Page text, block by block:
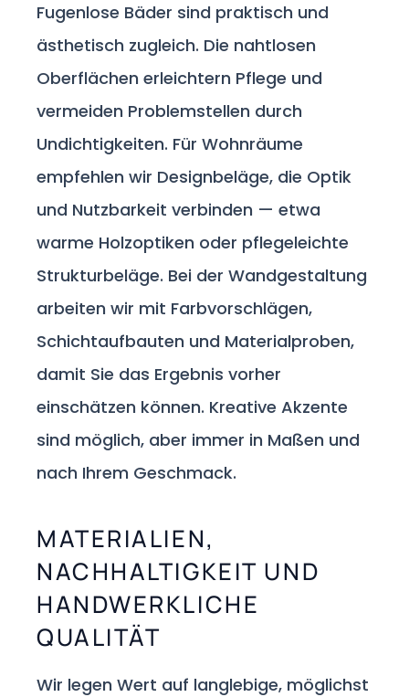
Fugenlose Bäder sind praktisch und
ästhetisch zugleich. Die nahtlosen
Oberflächen erleichtern Pflege und
vermeiden Problemstellen durch
Undichtigkeiten. Für Wohnräume
empfehlen wir Designbeläge, die Optik
und Nutzbarkeit verbinden — etwa
warme Holzoptiken oder pflegeleichte
Strukturbeläge. Bei der Wandgestaltung
arbeiten wir mit Farbvorschlägen,
Schichtaufbauten und Materialproben,
damit Sie das Ergebnis vorher
einschätzen können. Kreative Akzente
sind möglich, aber immer in Maßen und
nach Ihrem Geschmack.
MATERIALIEN,
NACHHALTIGKEIT UND
HANDWERKLICHE
QUALITÄT
Wir legen Wert auf langlebige, möglichst